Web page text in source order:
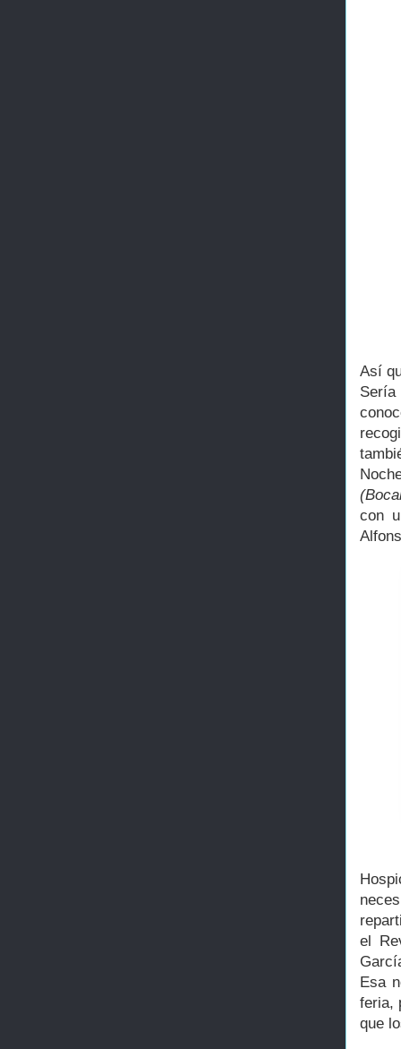
Así
con
el
Esa
feria,
que